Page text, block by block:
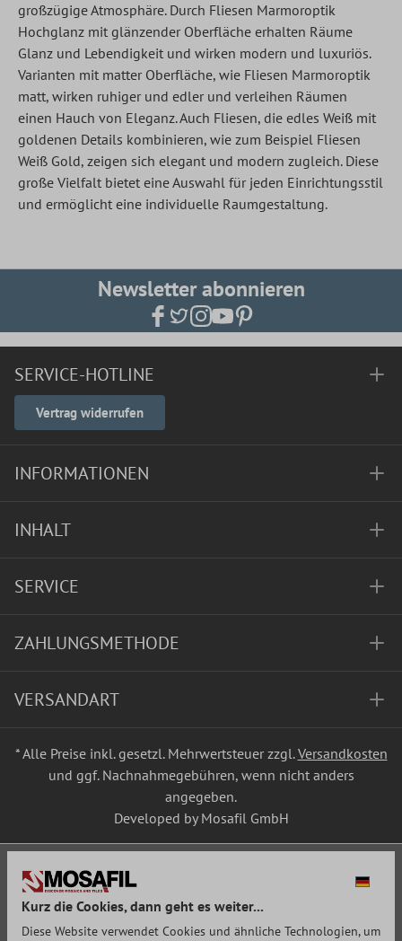
großzügige Atmosphäre. Durch Fliesen Marmoroptik
Hochglanz mit glänzender Oberfläche erhalten Räume
Glanz und Lebendigkeit und wirken modern und luxuriös.
Varianten mit matter Oberfläche, wie Fliesen Marmoroptik
matt, wirken ruhiger und edler und verleihen Räumen
einen Hauch von Eleganz. Auch Fliesen, die edles Weiß mit
goldenen Details kombinieren, wie zum Beispiel Fliesen
Weiß Gold, zeigen sich elegant und modern zugleich. Diese
große Vielfalt bietet eine Auswahl für jeden Einrichtungsstil
und ermöglicht eine individuelle Raumgestaltung.
Newsletter abonnieren
SERVICE-HOTLINE
Vertrag widerrufen
INFORMATIONEN
INHALT
SERVICE
ZAHLUNGSMETHODE
VERSANDART
* Alle Preise inkl. gesetzl. Mehrwertsteuer zzgl.Versandkosten
und ggf. Nachnahmegebühren, wenn nicht anders
angegeben.
Developed by Mosafil GmbH
Kurz die Cookies, dann geht es weiter...
Diese Website verwendet Cookies und ähnliche Technologien, um